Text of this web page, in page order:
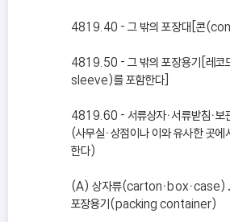
4819.40 - 그 밖의 포장대[콘
4819.50 - 그 밖의 포장용기[레
sleeve)를 포함한다]
4819.60 - 서류상자ㆍ서류받침ㆍ보
(사무실ㆍ상점이나 이와 유사한 곳
한다)
(A) 상자류(cartonㆍboxㆍ
포장용기(packing container)